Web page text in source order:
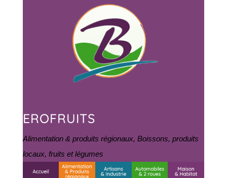
EROFRUITS
Alimentation & produits régionaux, Boissons, produits
locaux, fruits et légumes